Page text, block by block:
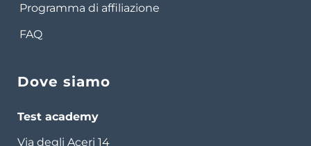
Programma di affiliazione
FAQ
Dove siamo
Test academy
Via degli Aceri 14